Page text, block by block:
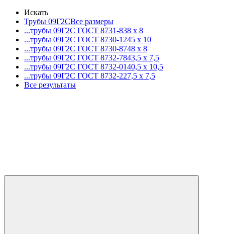
Искать
Трубы 09Г2СВсе размеры
...трубы 09Г2С ГОСТ 8731-838 x 8
...трубы 09Г2С ГОСТ 8730-1245 x 10
...трубы 09Г2С ГОСТ 8730-8748 x 8
...трубы 09Г2С ГОСТ 8732-7843,5 x 7,5
...трубы 09Г2С ГОСТ 8732-0140,5 x 10,5
...трубы 09Г2С ГОСТ 8732-227,5 x 7,5
Все результаты